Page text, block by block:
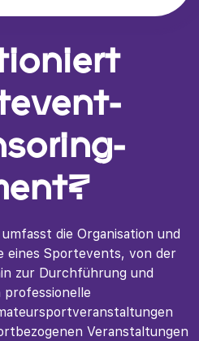
die Organisation und
eines Sportevents, von der
zur Durchführung und
professionelle
Veranstaltungen